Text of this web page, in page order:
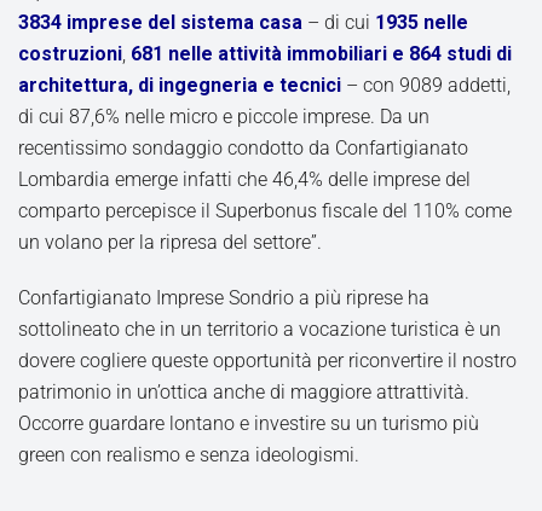
3834 imprese del sistema casa – di cui 1935 nelle
costruzioni, 681 nelle attività immobiliari e 864 studi di
architettura, di ingegneria e tecnici – con 9089 addetti,
di cui 87,6% nelle micro e piccole imprese. Da un
recentissimo sondaggio condotto da Confartigianato
Lombardia emerge infatti che 46,4% delle imprese del
comparto percepisce il Superbonus fiscale del 110% come
un volano per la ripresa del settore”.
Confartigianato Imprese Sondrio a più riprese ha
sottolineato che in un territorio a vocazione turistica è un
dovere cogliere queste opportunità per riconvertire il nostro
patrimonio in un’ottica anche di maggiore attrattività.
Occorre guardare lontano e investire su un turismo più
green con realismo e senza ideologismi.